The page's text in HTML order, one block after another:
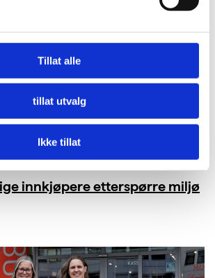
Tillat alle
tillat utvalg
Ikke tillat
innkjøpere etterspørre miljø